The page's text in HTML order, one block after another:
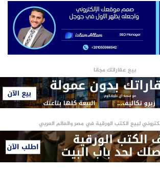
بيع عقاراتك مجانا
لبيع الكتب الورقية في مصر والعالم العربي